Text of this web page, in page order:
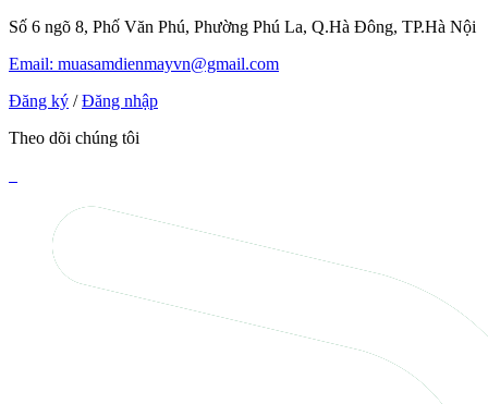
Số 6 ngõ 8, Phố Văn Phú, Phường Phú La, Q.Hà Đông, TP.Hà Nội
Email: muasamdienmayvn@gmail.com
Đăng ký / Đăng nhập
Theo dõi chúng tôi